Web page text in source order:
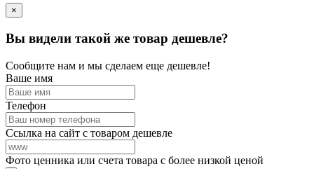
×
Вы видели такой же товар дешевле?
Сообщите нам и мы сделаем еще дешевле!
Ваше имя
Телефон
Ссылка на сайт с товаром дешевле
Фото ценника или счета товара с более низкой ценой